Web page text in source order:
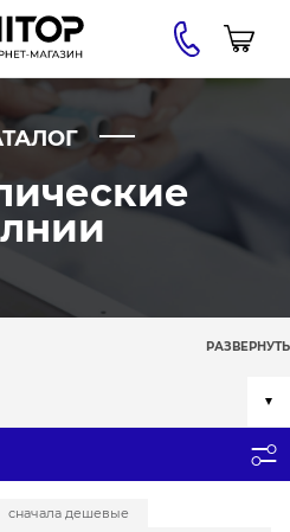
РАЗВЕРНУТЬ
сначала дешевые